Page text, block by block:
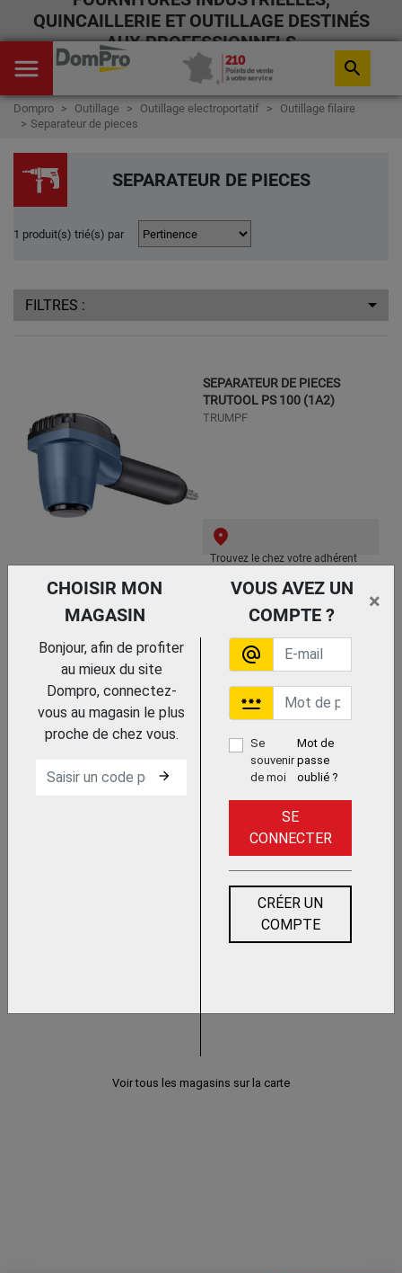
QUINCAILLERIE ET OUTILLAGE DESTINÉS
AUX PROFESSIONNELS
menu search
Dompro Outillage Outillage electroportatif
Outillage filaire
Separateur de pieces
SEPARATEUR DE PIECES
1 produit(s) trié(s) par
FILTRES :
SEPARATEUR DE PIECES
TRUTOOL PS 100 (1A2)
TRUMPF
Trouvez le chez votre adhérent
SEPARATEUR DE PIECES
CHOISIR MON
MAGASIN
VOUS AVEZ UN
COMPTE ?
×
Bonjour, afin de profiter
au mieux du site
Dompro, connectez-
vous au magasin le plus
proche de chez vous.
arrow_forward
alternate_email
password
Se
souvenir
de moi
Mot de
passe
oublié ?
SE
CONNECTER
CRÉER UN
COMPTE
Voir tous les magasins sur la carte